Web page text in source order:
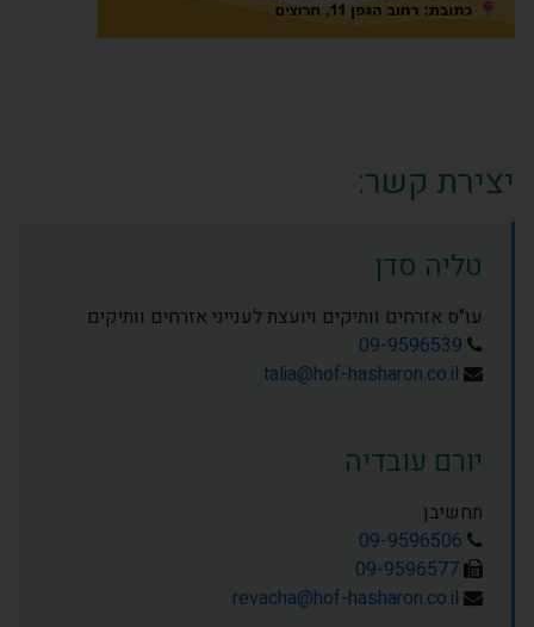
יצירת קשר:
טליה סדן
עו"ס אזרחים וותיקים ויועצת לענייני אזרחים וותיקים
09-9596539
talia@hof-hasharon.co.il
יורם עובדיה
תחשיבן
09-9596506
09-9596577
revacha@hof-hasharon.co.il